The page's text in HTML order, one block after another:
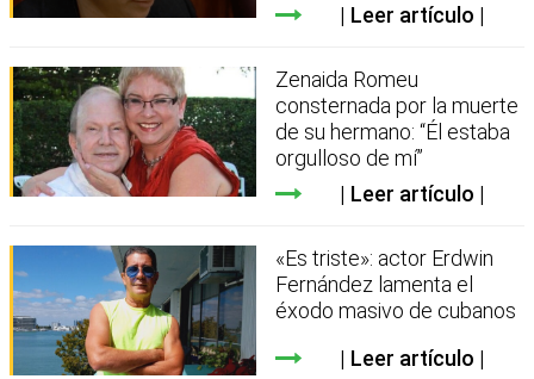
Leer artículo
Zenaida Romeu
consternada por la muerte
de su hermano: “Él estaba
orgulloso de mí”
Leer artículo
«Es triste»: actor Erdwin
Fernández lamenta el
éxodo masivo de cubanos
Leer artículo